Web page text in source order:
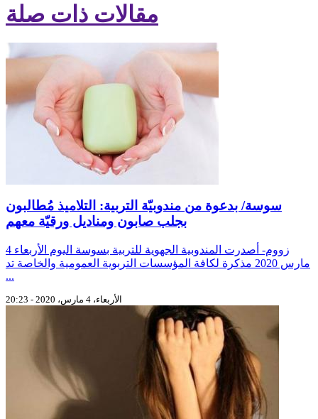
مقالات ذات صلة
سوسة/ بدعوة من مندوبيّة التربية: التلاميذ مُطالبون
بجلب صابون ومناديل ورقيّة معهم
زووم- أصدرت المندوبية الجهوية للتربية بسوسة اليوم الأربعاء 4
مارس 2020 مذكرة لكافة المؤسسات التربوية العمومية والخاصة تد
...
الأربعاء، 4 مارس، 2020 - 20:23